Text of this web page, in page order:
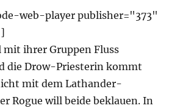
web-player publisher="373"
mit ihrer Gruppen Fluss
die Drow-Priesterin kommt
mit dem Lathander-
Rogue will beide beklauen. In